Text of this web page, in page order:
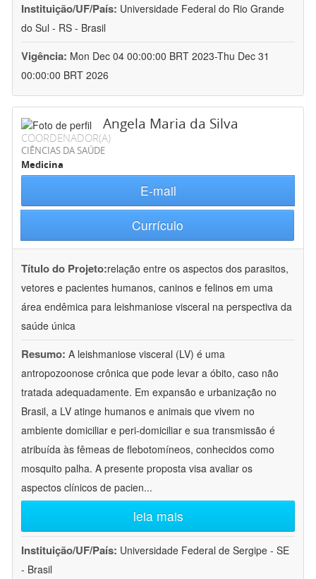
Instituição/UF/País: Universidade Federal do Rio Grande
do Sul - RS - Brasil
Vigência: Mon Dec 04 00:00:00 BRT 2023-Thu Dec 31
00:00:00 BRT 2026
Angela Maria da Silva
COORDENADOR(A)
CIÊNCIAS DA SAÚDE
Medicina
E-mail
Currículo
Título do Projeto:relação entre os aspectos dos parasitos,
vetores e pacientes humanos, caninos e felinos em uma
área endêmica para leishmaniose visceral na perspectiva da
saúde única
Resumo: A leishmaniose visceral (LV) é uma
antropozoonose crônica que pode levar a óbito, caso não
tratada adequadamente. Em expansão e urbanização no
Brasil, a LV atinge humanos e animais que vivem no
ambiente domiciliar e peri-domiciliar e sua transmissão é
atribuída às fêmeas de flebotomíneos, conhecidos como
mosquito palha. A presente proposta visa avaliar os
aspectos clínicos de pacien...
leia mais
Instituição/UF/País: Universidade Federal de Sergipe - SE
- Brasil